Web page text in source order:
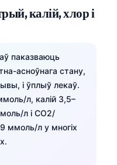
калій, хлор і
паказваюць
асноўнага стану,
і ўплыў лекаў.
л, калій 3,5–
л і CO2/
ммоль/л у многіх